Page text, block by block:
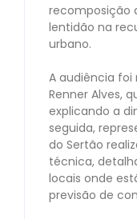
recomposição
lentidão na
urbano.⠀
A audiência
Renner Alves,
explicando a
seguida,
do Sertão
técnica,
locais onde
previsão de